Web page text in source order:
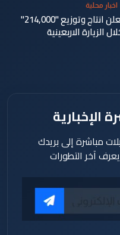
اخبار محلية
العتبة الحسينية تعلن انتاج وتوزيع "214,000"
الزيارة الاربعينية
الإخبارية
مباشرة إلى بريدك
آخر التطورات